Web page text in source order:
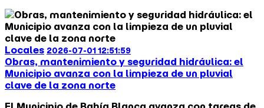
Locales 2026-07-01 12:51:59
Obras, mantenimiento y seguridad hidráulica: el
Municipio avanza con la limpieza de un pluvial
clave de la zona norte